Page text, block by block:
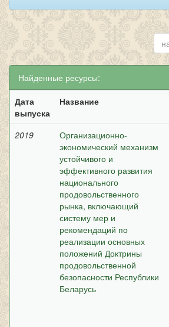
Найденные ресурсы:
Дата
выпуска
Название
2019
Организационно-
экономический механизм
устойчивого и
эффективного развития
национального
продовольственного
рынка, включающий
систему мер и
рекомендаций по
реализации основных
положений Доктрины
продовольственной
безопасности Республики
Беларусь